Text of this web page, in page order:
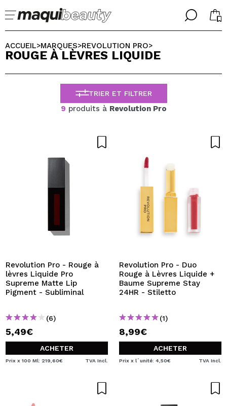
╳
J'suis déjà #maquilover, j'ai un compte
JE VEUX M'INSCRIRE
effectuer vos achats rapidement, vérifier l'état de vos
commandes et consulter vos opérations précédentes.
╳
CHOISISSEZ VOTRE LANGUE
FRANCES
ESPAÑOL
ENGLISH
ALEMAN
ACCUEIL>MARQUES>REVOLUTION PRO>
ROUGE À LÈVRES LIQUIDE
TRIER ET FILTRER
9 produits à Revolution Pro
Revolution Pro - Rouge à
lèvres Liquide Pro
Supreme Matte Lip
Pigment - Subliminal
(6)
5,49€
ACHETER
Prix x 100 Ml: 219,60€ TVA Incl.
Revolution Pro - Duo
Rouge à Lèvres Liquide +
Baume Supreme Stay
24HR - Stiletto
(1)
8,99€
ACHETER
Prix x l´unité: 4,50€ TVA Incl.